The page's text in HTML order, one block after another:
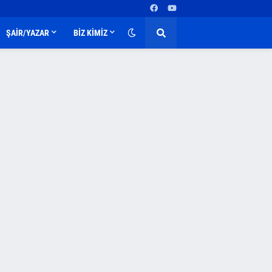
ŞAİR/YAZAR BİZ KİMİZ